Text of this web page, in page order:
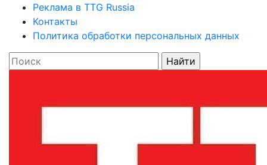
Реклама в TTG Russia
Контакты
Политика обработки персональных данных